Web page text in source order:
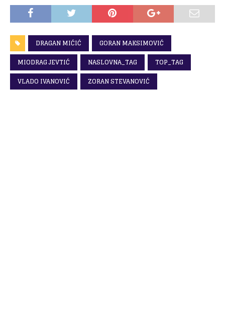
DRAGAN MIĆIĆ
GORAN MAKSIMOVIĆ
MIODRAG JEVTIĆ
NASLOVNA_TAG
TOP_TAG
VLADO IVANOVIĆ
ZORAN STEVANOVIĆ